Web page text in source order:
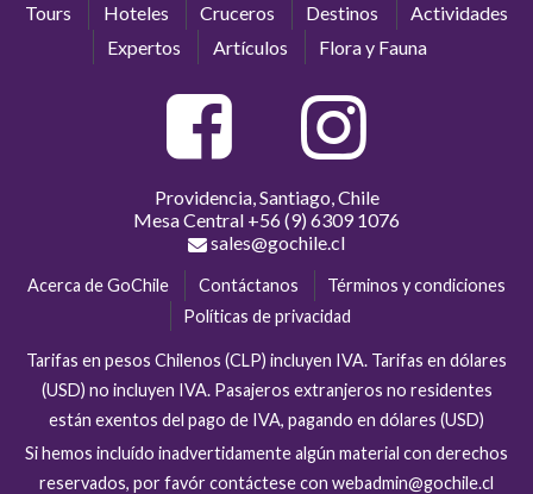
Tours Hoteles Cruceros Destinos
Actividades
Expertos
Artículos Flora y Fauna
Providencia, Santiago, Chile
Mesa Central +56 (9) 6309 1076
sales@gochile.cl
Acerca de GoChile Contáctanos
Términos y condiciones
Políticas de privacidad
Tarifas en pesos Chilenos (CLP) incluyen IVA. Tarifas en dólares
(USD) no incluyen IVA. Pasajeros extranjeros no residentes
están exentos del pago de IVA, pagando en dólares (USD)
Si hemos incluído inadvertidamente algún material con derechos
reservados, por favór contáctese con webadmin@gochile.cl